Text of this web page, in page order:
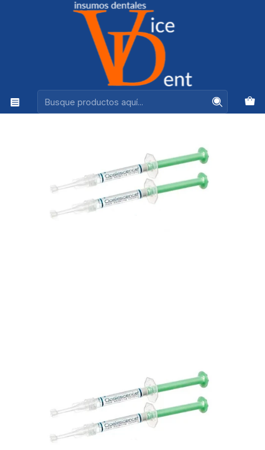
Ventas +56944575313
BLANQUEAMIENTOS
BLANQUEAMIENTO OPALESCENCE 2 JERINGAS MENTA 15%